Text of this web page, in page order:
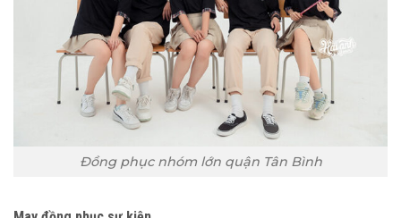
Đồng phục nhóm lớn quận Tân Bình